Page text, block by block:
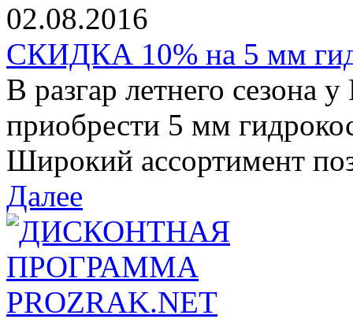
02.08.2016
СКИДКА 10% на 5 мм
В разгар летнего сезона
приобрести 5 мм
Широкий ассортимент
Далее